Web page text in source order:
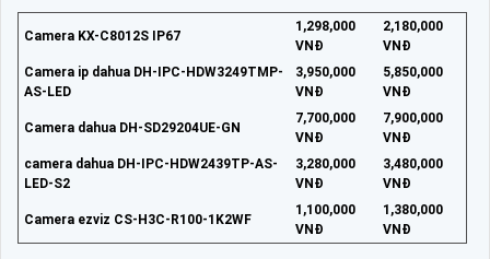
Camera KX-C8012S IP67
1,298,000
VNĐ
2,180,000
VNĐ
Camera ip dahua DH-IPC-HDW3249TMP-
AS-LED
3,950,000
VNĐ
5,850,000
VNĐ
Camera dahua DH-SD29204UE-GN
7,700,000
VNĐ
7,900,000
VNĐ
camera dahua DH-IPC-HDW2439TP-AS-
LED-S2
3,280,000
VNĐ
3,480,000
VNĐ
Camera ezviz CS-H3C-R100-1K2WF
1,100,000
VNĐ
1,380,000
VNĐ